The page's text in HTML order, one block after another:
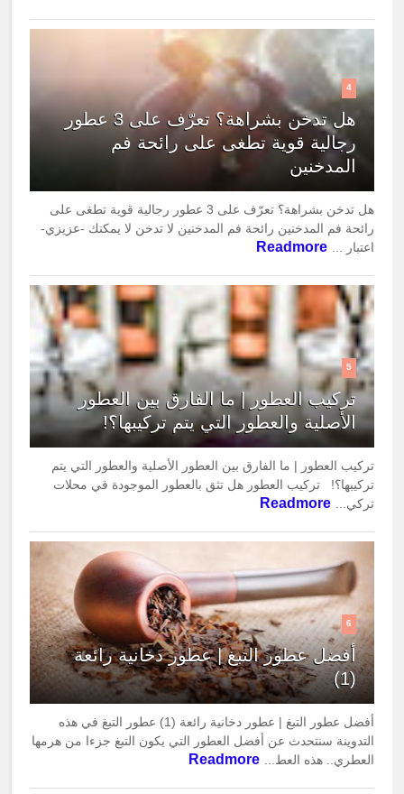
4
هل تدخن بشراهة؟ تعرّف على 3 عطور
رجالية قوية تطغى على رائحة فم
المدخنين
هل تدخن بشراهة؟ تعرّف على 3 عطور رجالية قوية تطغى على
رائحة فم المدخنين رائحة فم المدخنين لا تدخن لا يمكنك -عزيزي-
اعتبار ... Readmore
5
تركيب العطور | ما الفارق بين العطور
الأصلية والعطور التي يتم تركيبها؟!
تركيب العطور | ما الفارق بين العطور الأصلية والعطور التي يتم
تركيبها؟! تركيب العطور هل تثق بالعطور الموجودة في محلات
تركي... Readmore
6
أفضل عطور التبغ | عطور دخانية رائعة
(1)
أفضل عطور التبغ | عطور دخانية رائعة (1) عطور التبغ في هذه
التدوينة سنتحدث عن أفضل العطور التي يكون التبغ جزءا من هرمها
العطري.. هذه العط... Readmore